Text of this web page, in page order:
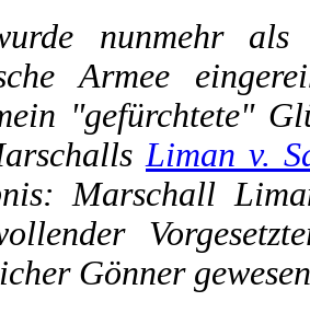
nunmehr
Armee
"gefürchtete"
Liman v.
Marschall
Gönner